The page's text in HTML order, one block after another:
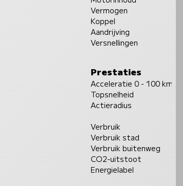
Vermogen
Koppel
Aandrijving
Versnellingen
Prestaties
Acceleratie 0 - 100 km/u
Topsnelheid
Actieradius
Verbruik
Verbruik stad
Verbruik buitenweg
CO2-uitstoot
Energielabel